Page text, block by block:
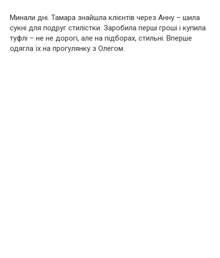
Минали дні. Тамара знайшла клієнтів через Анну – шила
сукні для подруг стилістки. Заробила перші гроші і купила
туфлі – не не дорогі, але на підборах, стильні. Вперше
одягла їх на прогулянку з Олегом.